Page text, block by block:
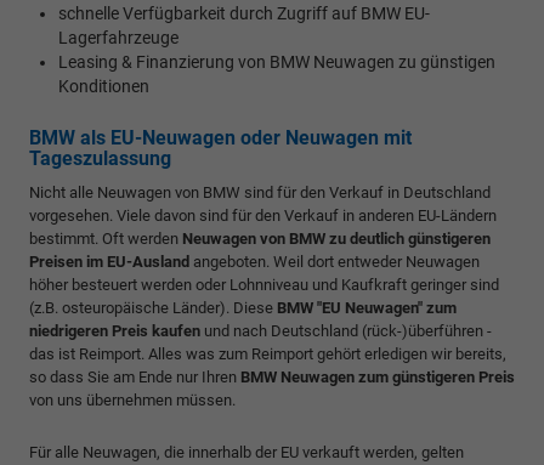
schnelle Verfügbarkeit durch Zugriff auf BMW EU-
Lagerfahrzeuge
Leasing & Finanzierung von BMW Neuwagen zu günstigen
Konditionen
BMW als EU-Neuwagen oder Neuwagen mit
Tageszulassung
Nicht alle Neuwagen von BMW sind für den Verkauf in Deutschland
vorgesehen. Viele davon sind für den Verkauf in anderen EU-Ländern
bestimmt. Oft werden Neuwagen von BMW zu deutlich günstigeren
Preisen im EU-Ausland angeboten. Weil dort entweder Neuwagen
höher besteuert werden oder Lohnniveau und Kaufkraft geringer sind
(z.B. osteuropäische Länder). Diese BMW "EU Neuwagen" zum
niedrigeren Preis kaufen und nach Deutschland (rück-)überführen -
das ist Reimport. Alles was zum Reimport gehört erledigen wir bereits,
so dass Sie am Ende nur Ihren BMW Neuwagen zum günstigeren Preis
von uns übernehmen müssen.
Für alle Neuwagen, die innerhalb der EU verkauft werden, gelten